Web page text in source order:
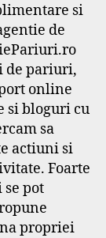
si
de
de pariuri,
online
si bloguri cu
sa
actiuni si
Foarte
pot
propriei